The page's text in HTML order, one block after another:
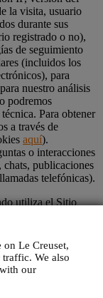
Le Creuset,
traffic. We also
our
la visita, usuario
durante sus
registrado o no),
de seguimiento
(incluidos los
para
nuestro análisis
podremos
Para obtener
a través de
aquí).
o interacciones
chats, publicaciones
telefónicas).
utiliza el Sitio
que se explican
de comercio
Creuset SL con